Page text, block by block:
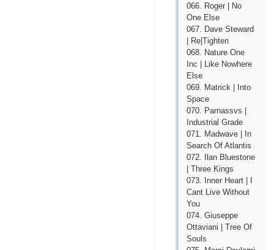
066. Roger | No
One Else
067. Dave Steward
| Re|Tighten
068. Nature One
Inc | Like Nowhere
Else
069. Matrick | Into
Space
070. Parnassvs |
Industrial Grade
071. Madwave | In
Search Of Atlantis
072. Ilan Bluestone
| Three Kings
073. Inner Heart | I
Cant Live Without
You
074. Giuseppe
Ottaviani | Tree Of
Souls